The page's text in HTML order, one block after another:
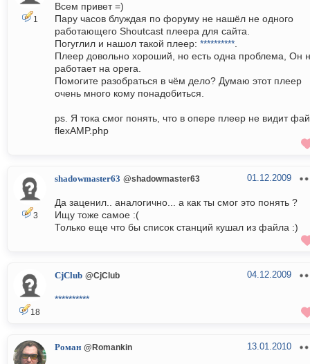
1
Всем привет =)
Пару часов блуждая по форуму не нашёл не одного
работающего Shoutcast плеера для сайта.
Погуглил и нашол такой плеер: **********
Плеер довольно хороший, но есть одна проблема, Он
работает на opera.
Помогите разобраться в чём дело? Думаю этот плеер
очень много кому понадобиться.
ps. Я тока смог понять, что в опере плеер не видит
flexAMP.php
3
shadowmaster63 @shadowmaster63 01.12.2009
Да заценил.. аналогично... а как ты смог это понять ?
Ищу тоже самое :(
Только еще что бы список станций кушал из файла :)
18
CjClub @CjClub 04.12.2009
**********
Роман @Romankin 13.01.2010